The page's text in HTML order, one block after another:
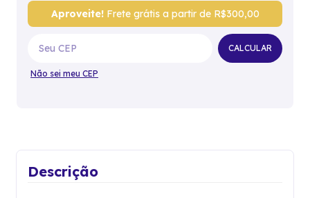
Aproveite!Frete grátis a partir de R$300,00
CALCULAR
Não sei meu CEP
Descrição